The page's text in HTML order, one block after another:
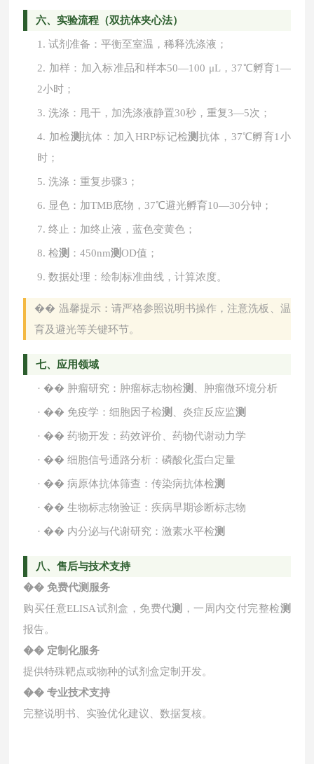
六、实验流程（双抗体夹心法）
1.试剂准备：平衡至室温，稀释洗涤液；
2. 加样：加入标准品和样本50—100 μL，37℃孵育1—
2小时；
3.洗涤：甩干，加洗涤液静置30秒，重复3—5次；
4. 加检测抗体：加入 HRP标记检测 抗体，37℃孵育1小
时；
5.洗涤：重复步骤3；
6. 显色：加TMB底物，37℃避光孵育10—30分钟；
7.终止：加终止液，蓝色变黄色；
8.检测 ：450nm测OD值；
9.数据处理：绘制标准曲线，计算浓度。
�� 温馨提示：请严格参照说明书操作，注意洗板、温
育及避光等关键环节。
七、应用领域
· �� 肿瘤研究：肿瘤标志物检测 、肿瘤微环境分析
· �� 免疫学：细胞因子检测 、炎症反应监测
· �� 药物开发：药效评价、药物代谢动力学
· �� 细胞信号通路分析：磷酸化蛋白定量
· �� 病原体抗体筛查：传染病抗体检测
· �� 生物标志物验证：疾病早期诊断标志物
· �� 内分泌与代谢研究：激素水平检测
八、售后与技术支持
�� 免费代测 服务
购买任意ELISA试剂盒，免费代测 ，一周内交付完整检测
报告。
�� 定制化服务
提供特殊靶点或物种的试剂盒定制开发。
�� 专业技术支持
完整说明书、实验优化建议、数据复核。